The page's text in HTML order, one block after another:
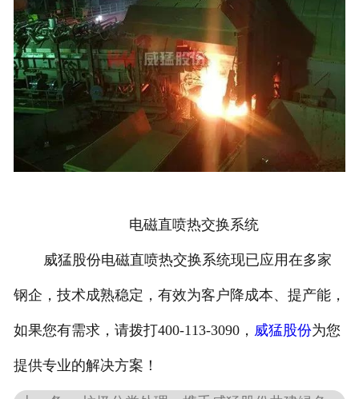
电磁直喷热交换系统
威猛股份电磁直喷热交换系统现已应用在多家
钢企，技术成熟稳定，有效为客户降成本、提产能，
如果您有需求，请拨打400-113-3090， 威猛股份为您
提供专业的解决方案！